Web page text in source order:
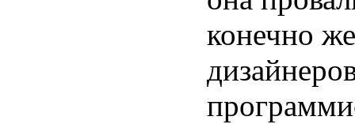
конечно